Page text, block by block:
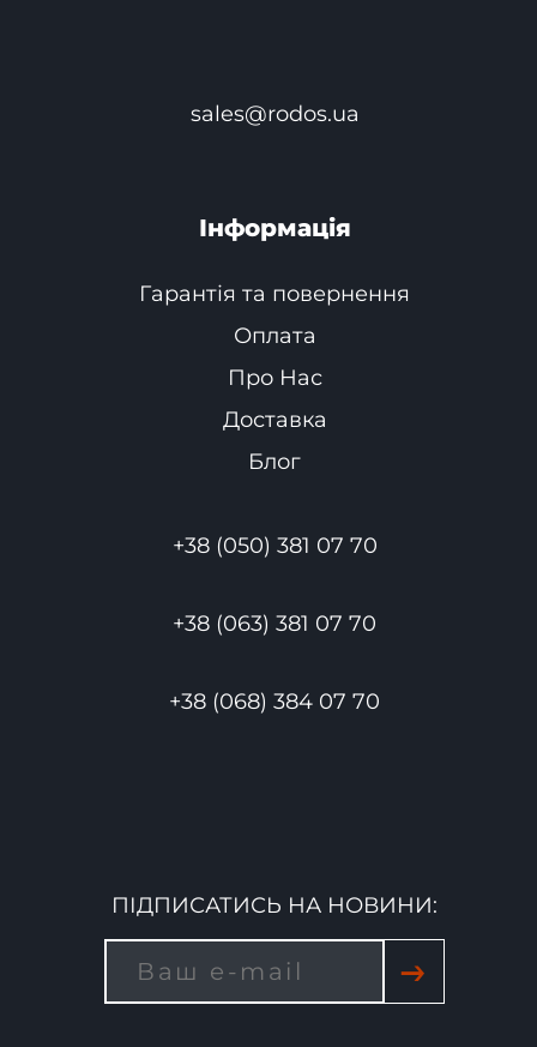
sales@rodos.ua
Інформація
Гарантія та повернення
Оплата
Про Нас
Доставка
Блог
+38 (050) 381 07 70
+38 (063) 381 07 70
+38 (068) 384 07 70
ПІДПИСАТИСЬ НА НОВИНИ:
→